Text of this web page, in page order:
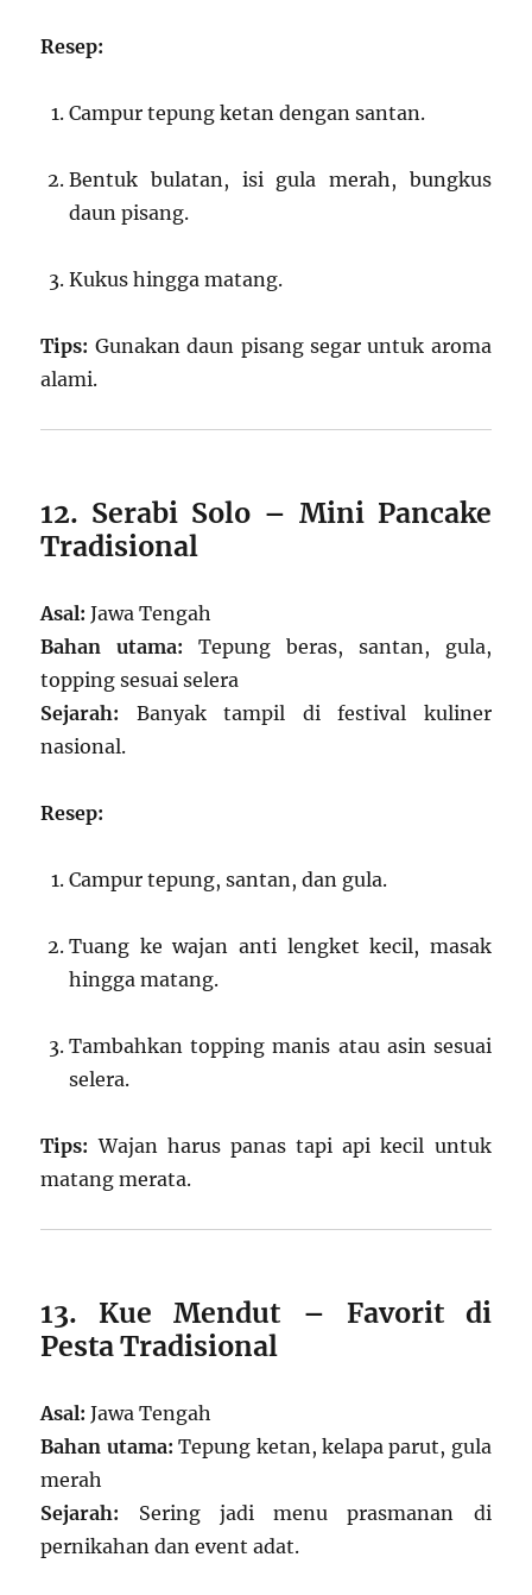
Resep:
Campur tepung ketan dengan santan.
Bentuk bulatan, isi gula merah, bungkus
daun pisang.
Kukus hingga matang.
Tips: Gunakan daun pisang segar untuk aroma
alami.
12. Serabi Solo – Mini Pancake
Tradisional
Asal: Jawa Tengah
Bahan utama: Tepung beras, santan, gula,
topping sesuai selera
Sejarah: Banyak tampil di festival kuliner
nasional.
Resep:
Campur tepung, santan, dan gula.
Tuang ke wajan anti lengket kecil, masak
hingga matang.
Tambahkan topping manis atau asin sesuai
selera.
Tips: Wajan harus panas tapi api kecil untuk
matang merata.
13. Kue Mendut – Favorit di
Pesta Tradisional
Asal: Jawa Tengah
Bahan utama: Tepung ketan, kelapa parut, gula
merah
Sejarah: Sering jadi menu prasmanan di
pernikahan dan event adat.